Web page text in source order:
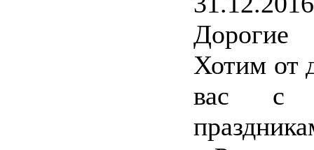
Хотим от
вас с